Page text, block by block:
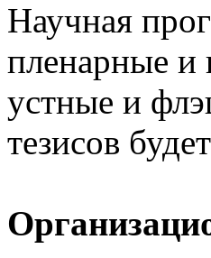
Научная
пленарные и
устные и
тезисов